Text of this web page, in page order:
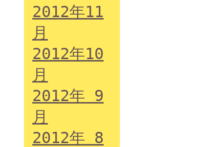
2012年11
月
2012年10
月
2012年 9
月
2012年 8